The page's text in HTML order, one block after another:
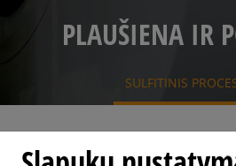
PLAUŠIENA IR
SULFITINIS